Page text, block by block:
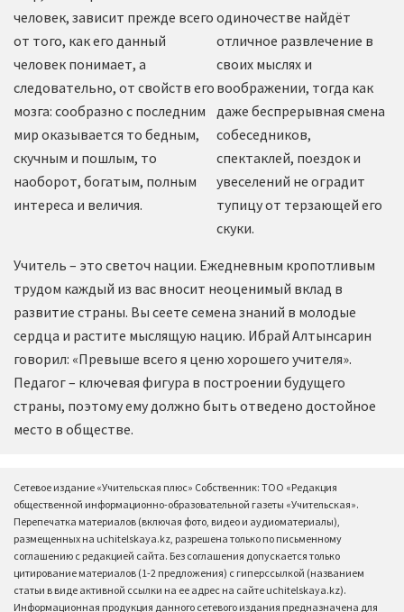
человек, зависит прежде всего
от того, как его данный
человек понимает, а
следовательно, от свойств его
мозга: сообразно с последним
мир оказывается то бедным,
скучным и пошлым, то
наоборот, богатым, полным
интереса и величия.
одиночестве найдёт
отличное развлечение в
своих мыслях и
воображении, тогда как
даже беспрерывная смена
собеседников,
спектаклей, поездок и
увеселений не оградит
тупицу от терзающей его
скуки.
Учитель – это светоч нации. Ежедневным кропотливым
трудом каждый из вас вносит неоценимый вклад в
развитие страны. Вы сеете семена знаний в молодые
сердца и растите мыслящую нацию. Ибрай Алтынсарин
говорил: «Превыше всего я ценю хорошего учителя».
Педагог – ключевая фигура в построении будущего
страны, поэтому ему должно быть отведено достойное
место в обществе.
Сетевое издание «Учительская плюс» Собственник: ТОО «Редакция
общественной информационно-образовательной газеты «Учительская».
Перепечатка материалов (включая фото, видео и аудиоматериалы),
размещенных на uchitelskaya.kz, разрешена только по письменному
соглашению с редакцией сайта. Без соглашения допускается только
цитирование материалов (1-2 предложения) с гиперссылкой (названием
статьи в виде активной ссылки на ее адрес на сайте uchitelskaya.kz).
Информационная продукция данного сетевого издания предназначена для